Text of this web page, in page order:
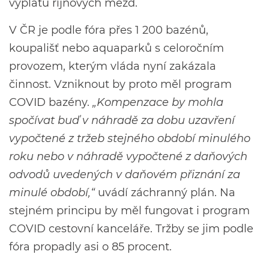
výplatu říjnových mezd.
V ČR je podle fóra přes 1 200 bazénů,
koupališť nebo aquaparků s celoročním
provozem, kterým vláda nyní zakázala
činnost. Vzniknout by proto měl program
COVID bazény. „Kompenzace by mohla
spočívat buď v náhradě za dobu uzavření
vypočtené z tržeb stejného období minulého
roku nebo v náhradě vypočtené z daňových
odvodů uvedených v daňovém přiznání za
minulé období,“uvádí záchranný plán. Na
stejném principu by měl fungovat i program
COVID cestovní kanceláře. Tržby se jim podle
fóra propadly asi o 85 procent.